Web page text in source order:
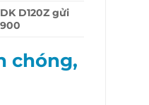
DK D120Z gửi
900
chóng,